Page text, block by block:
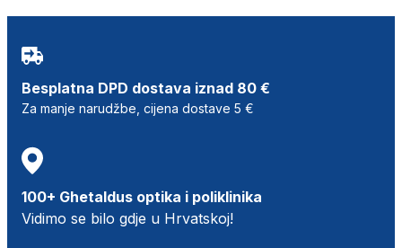
Besplatna DPD dostava iznad 80 €
Za manje narudžbe, cijena dostave 5 €
100+ Ghetaldus optika i poliklinika
Vidimo se bilo gdje u Hrvatskoj!